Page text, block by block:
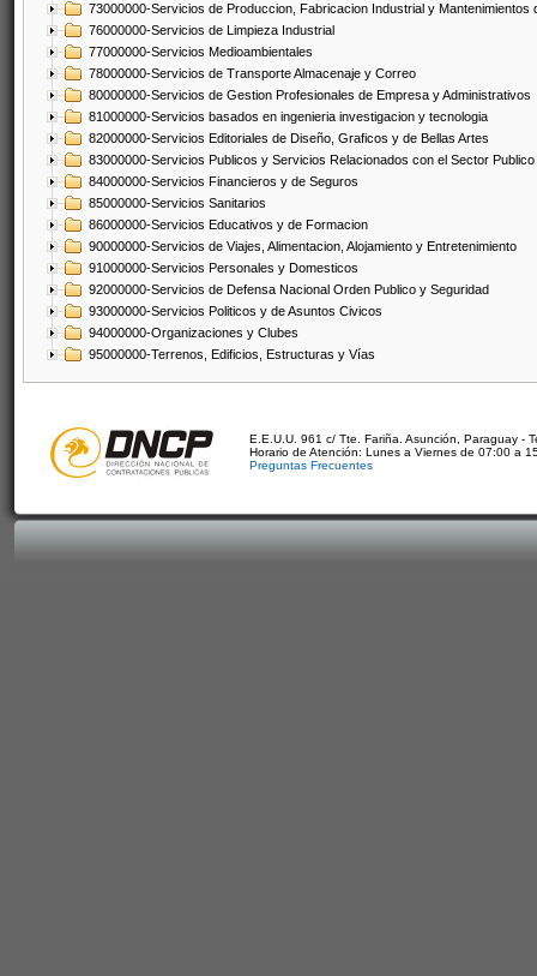
73000000-Servicios de Produccion, Fabricacion Industrial y Mantenimientos
76000000-Servicios de Limpieza Industrial
77000000-Servicios Medioambientales
78000000-Servicios de Transporte Almacenaje y Correo
80000000-Servicios de Gestion Profesionales de Empresa y Administrativos
81000000-Servicios basados en ingenieria investigacion y tecnologia
82000000-Servicios Editoriales de Diseño, Graficos y de Bellas Artes
83000000-Servicios Publicos y Servicios Relacionados con el Sector Publico
84000000-Servicios Financieros y de Seguros
85000000-Servicios Sanitarios
86000000-Servicios Educativos y de Formacion
90000000-Servicios de Viajes, Alimentacion, Alojamiento y Entretenimiento
91000000-Servicios Personales y Domesticos
92000000-Servicios de Defensa Nacional Orden Publico y Seguridad
93000000-Servicios Politicos y de Asuntos Civicos
94000000-Organizaciones y Clubes
95000000-Terrenos, Edificios, Estructuras y Vías
E.E.U.U. 961 c/ Tte. Fariña. Asunción, Paraguay -
Horario de Atención: Lunes a Viernes de 07:00 a
Preguntas Frecuentes